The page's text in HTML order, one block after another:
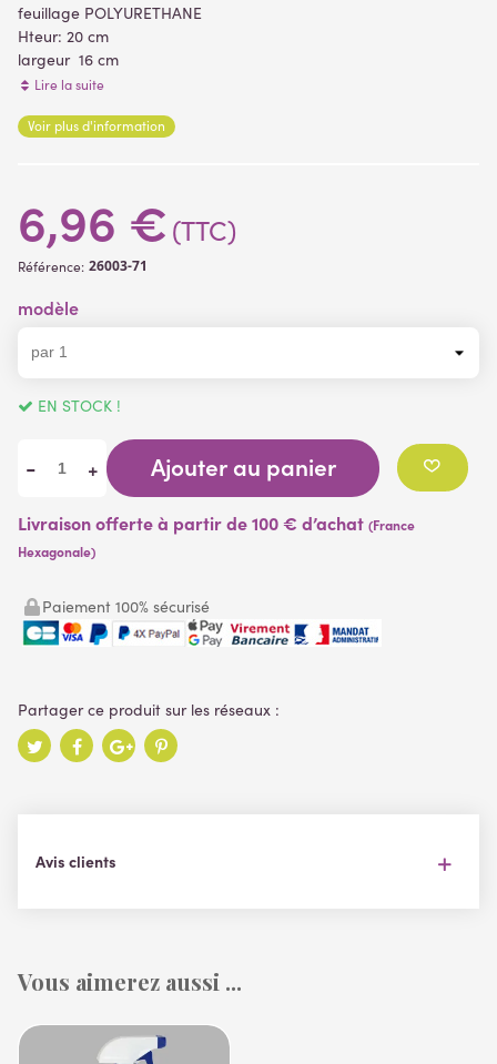
feuillage POLYURETHANE
Hteur: 20 cm
largeur 16 cm
tige 9 cm
matière plastique
Lire la suite
Voir plus d'information
6,96 € (TTC)
Référence: 26003-71
modèle
EN STOCK !
- + Ajouter au panier
Livraison offerte à partir de 100 € d’achat (France
Hexagonale)
Paiement 100% sécurisé
Avis clients
Vous aimerez aussi ...